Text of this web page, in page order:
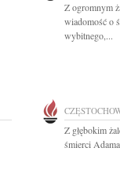
Z ogromnym
wiadomość o
wybitnego,...
Z głębokim
śmierci